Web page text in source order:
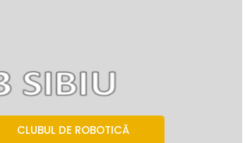
CLUBUL DE ROBOTICĂ